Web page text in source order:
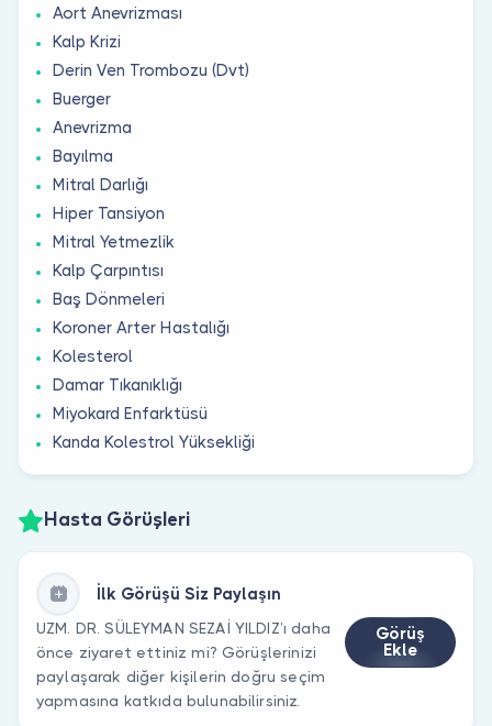
Aort Anevrizması
Kalp Krizi
Derin Ven Trombozu (Dvt)
Buerger
Anevrizma
Bayılma
Mitral Darlığı
Hiper Tansiyon
Mitral Yetmezlik
Kalp Çarpıntısı
Baş Dönmeleri
Koroner Arter Hastalığı
Kolesterol
Damar Tıkanıklığı
Miyokard Enfarktüsü
Kanda Kolestrol Yüksekliği
Hasta Görüşleri
İlk Görüşü Siz Paylaşın
UZM. DR. SÜLEYMAN SEZAİ YILDIZ’ı daha
önce ziyaret ettiniz mi? Görüşlerinizi
paylaşarak diğer kişilerin doğru seçim
yapmasına katkıda bulunabilirsiniz.
Görüş
Ekle